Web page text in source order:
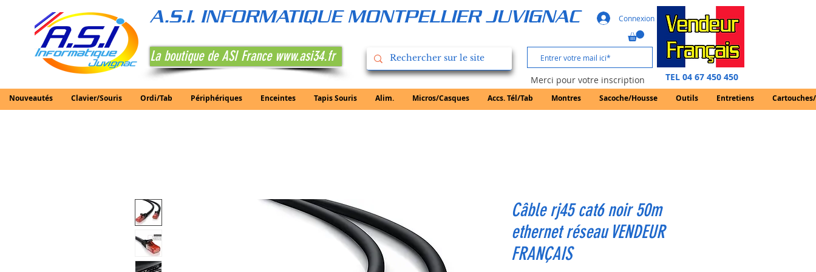
Nouveautés Clavier/Souris Ordi/Tab Périphériques Enceintes Tapis Souris Alim. Micros/Casques Accs. Tél/Tab Montres Sacoche/Housse Outils Entretiens
A.S.I. INFORMATIQUE MONTPELLIER JUVIGNAC
TEL 04 67 450 450
Merci pour votre inscription
Connexion
La boutique de ASI France www.asi34.fr
Câble rj45 cat6 noir 50m
ethernet réseau VENDEUR
FRANÇAIS